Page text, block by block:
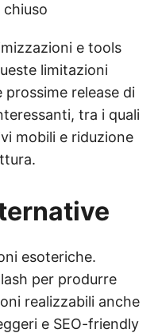
chiuso
e tools
limitazioni
prossime release di
tra i quali
mobili e riduzione
esoteriche.
per produrre
realizzabili anche
e SEO-friendly